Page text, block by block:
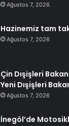
Ağustos 7, 2026
Hazinemiz tam
Ağustos 7, 2026
Çin Dışişleri
Yeni Dışişleri
Ağustos 7, 2026
İnegöl’de